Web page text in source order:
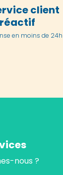
client
réactif
en moins de 24h
nous ?